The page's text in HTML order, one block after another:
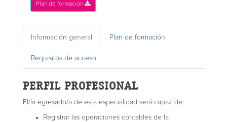
Plan de formación
Información general Plan de formación
Requisitos de acceso
PERFIL PROFESIONAL
El/la egresado/a de esta especialidad será capaz de:
Registrar las operaciones contables de la